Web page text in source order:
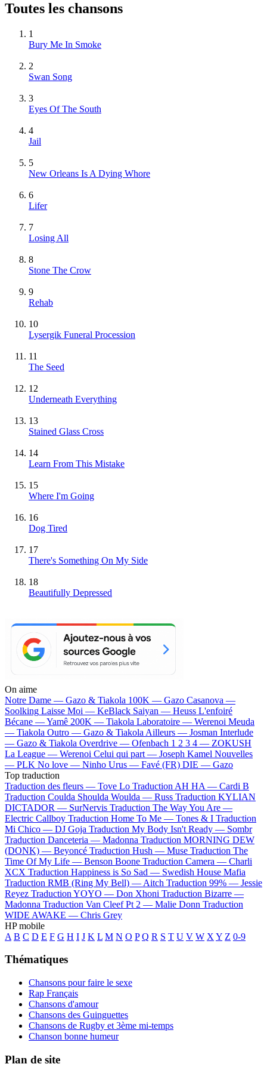
Toutes les chansons
1
Bury Me In Smoke
2
Swan Song
3
Eyes Of The South
4
Jail
5
New Orleans Is A Dying Whore
6
Lifer
7
Losing All
8
Stone The Crow
9
Rehab
10
Lysergik Funeral Procession
11
The Seed
12
Underneath Everything
13
Stained Glass Cross
14
Learn From This Mistake
15
Where I'm Going
16
Dog Tired
17
There's Something On My Side
18
Beautifully Depressed
On aime
Notre Dame — Gazo & Tiakola 100K — Gazo Casanova —
Soolking Laisse Moi — KeBlack Saiyan — Heuss L'enfoiré
Bécane —Yamê 200K — Tiakola Laboratoire — Werenoi Meuda
— Tiakola Outro — Gazo & Tiakola Ailleurs — Josman Interlude
— Gazo & Tiakola Overdrive — Ofenbach 1 2 3 4 — ZOKUSH
La League — Werenoi Celui qui part — Joseph Kamel Nouvelles
— PLK No love — Ninho Urus — Favé (FR) DIE — Gazo
Top traduction
Traduction des fleurs — Tove Lo Traduction AH HA — Cardi B
Traduction Coulda Shoulda Woulda — Russ Traduction KYLIAN
DICTADOR — SurNervis Traduction The Way You Are —
Electric Callboy Traduction Home To Me — Tones & I Traduction
Mi Chico — DJ Goja Traduction My Body Isn't Ready — Sombr
Traduction Danceteria — Madonna Traduction MORNING DEW
(DONK) — Beyoncé Traduction Hush — Muse Traduction The
Time Of My Life — Benson Boone Traduction Camera — Charli
XCX Traduction Happiness is So Sad — Swedish House Mafia
Traduction RMB (Ring My Bell) — Aitch Traduction 99% — Jessie
Reyez Traduction YOYO — Don Xhoni Traduction Bizarre —
Madonna Traduction Van Cleef Pt 2 — Malie Donn Traduction
WIDE AWAKE — Chris Grey
HP mobile
A B C D E F G H I J K L M N O P Q R S T U V W X Y Z 0-9
Thématiques
Chansons pour faire le sexe
Rap Français
Chansons d'amour
Chansons des Guinguettes
Chansons de Rugby et 3ème mi-temps
Chanson bonne humeur
Plan de site